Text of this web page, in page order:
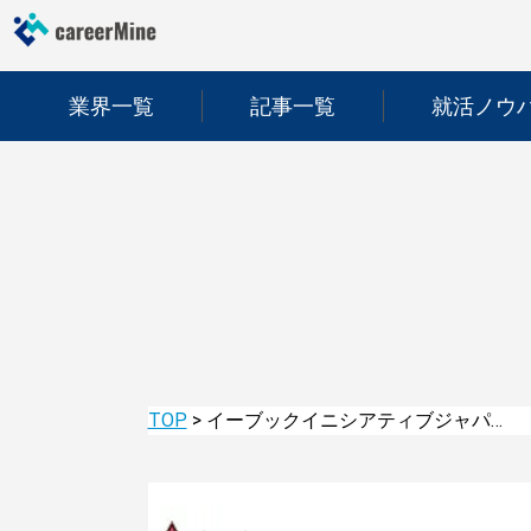
業界一覧 記事一覧 就活ノウ
TOP> イーブックイニシアティブジャパン